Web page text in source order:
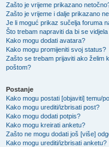
Zašto je vrijeme prikazano
Zašto je vrijeme i dalje prikazano
Je li moguć prikaz sučelja foruma
Što trebam napraviti da bi se
Kako mogu dodati avatara?
Kako mogu promijeniti svoj status?
Zašto se trebam prijaviti ako želim
poštom?
Postanje
Kako mogu postati [objaviti] temu/
Kako mogu urediti/izbrisati post?
Kako mogu dodati potpis?
Kako mogu kreirati anketu?
Zašto ne mogu dodati još [više]
Kako mogu urediti/izbrisati anketu?